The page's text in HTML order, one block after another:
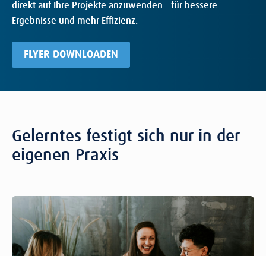
direkt auf Ihre Projekte anzuwenden – für bessere
Ergebnisse und mehr Effizienz.
FLYER DOWNLOADEN
Gelerntes festigt sich nur in der
eigenen Praxis